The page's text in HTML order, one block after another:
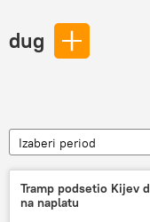
dug
Izaberi period
Tramp podsetio Kijev
na naplatu